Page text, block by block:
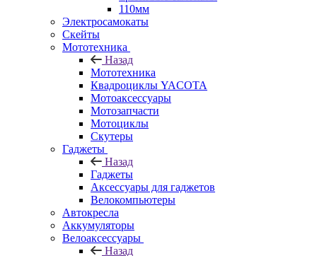
110мм
Электросамокаты
Скейты
Мототехника
Назад
Мототехника
Квадроциклы YACOTA
Мотоаксессуары
Мотозапчасти
Мотоциклы
Скутеры
Гаджеты
Назад
Гаджеты
Аксессуары для гаджетов
Велокомпьютеры
Автокресла
Аккумуляторы
Велоаксессуары
Назад